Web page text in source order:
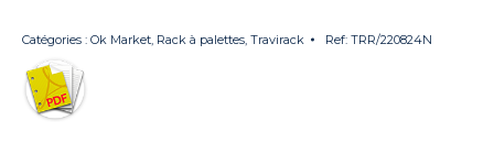
Catégories : Ok Market, Rack à palettes, Travirack Ref: TRR/220824N